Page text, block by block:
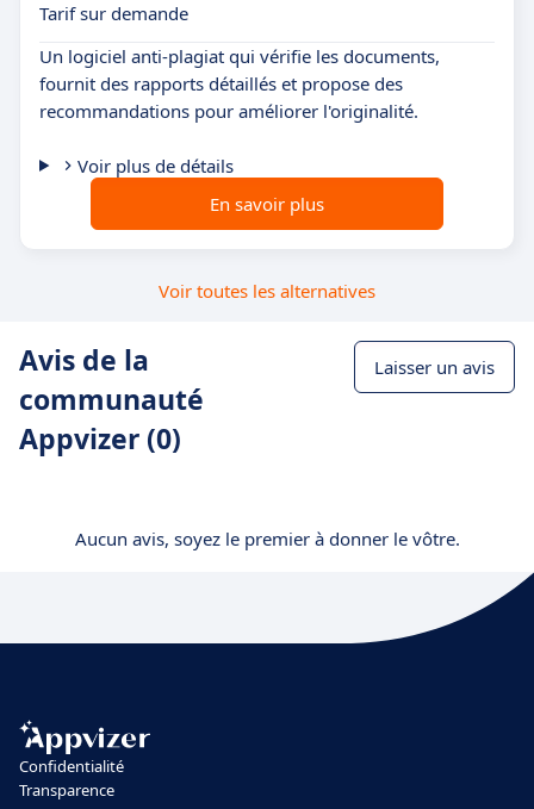
Tarif sur demande
Un logiciel anti-plagiat qui vérifie les documents,
fournit des rapports détaillés et propose des
recommandations pour améliorer l'originalité.
Voir plus de détails
En savoir plus
Voir toutes les alternatives
Avis de la
communauté
Appvizer (0)
Laisser un avis
Aucun avis, soyez le premier à donner le vôtre.
Confidentialité
Transparence